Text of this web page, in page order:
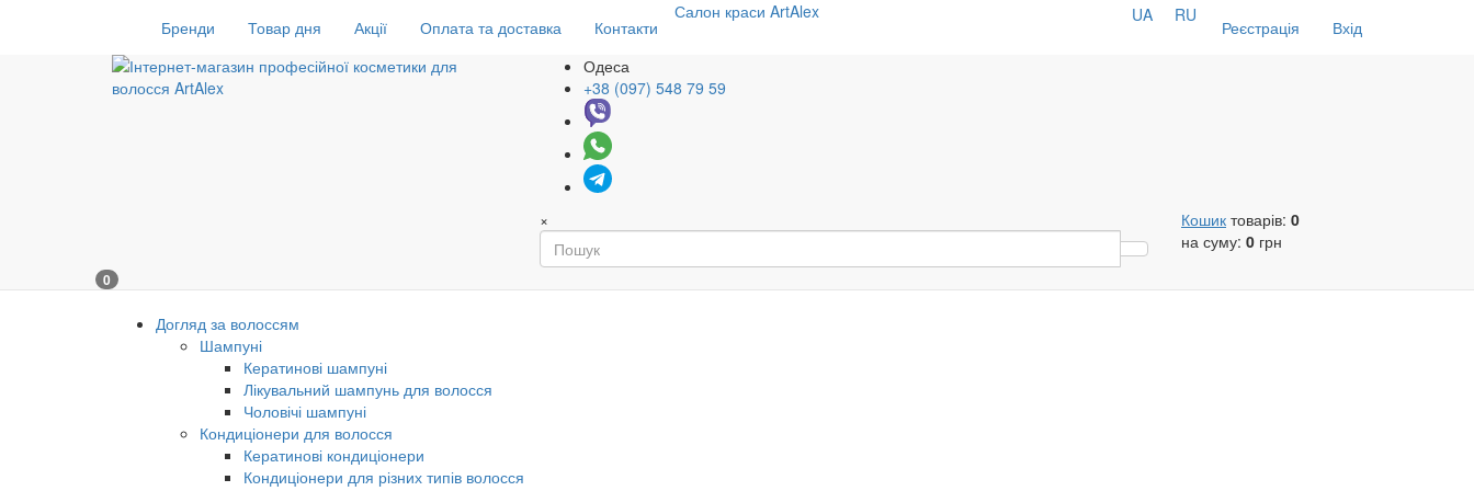
Бренди Товар дня Акції Оплата та доставка Контакти
Салон краси ArtAlex
Реєстрація Вхід
UA RU
Одеса
+38 (097) 548 79 59
× Кошик товарів: 0
на суму: 0 грн
0
Догляд за волоссям
Шампуні
Кератинові шампуні
Лікувальний шампунь для волосся
Чоловічі шампуні
Кондиціонери для волосся
Кератинові кондиціонери
Кондиціонери для різних типів волосся